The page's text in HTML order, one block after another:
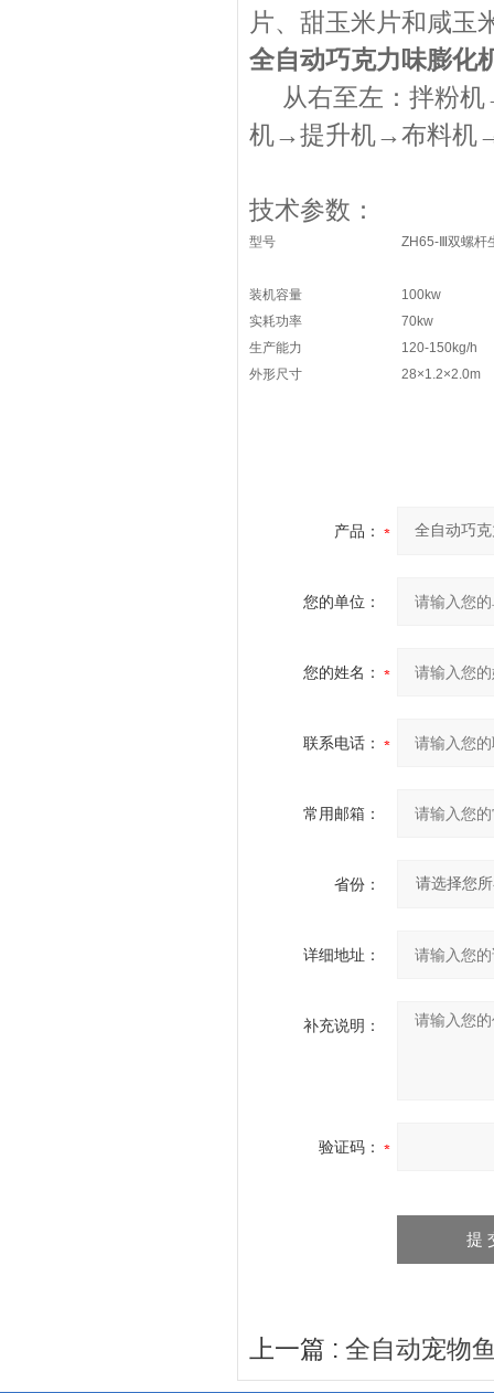
片、甜玉米片和咸玉
全自动巧克力味膨化
从右至左： 拌粉机
机→提升机→布料机
技术参数：
型号 ZH65- 双螺杆
装机容量
100kw
实耗功率
70kw
生产能力
120-150kg/h
外形尺寸
28×1.2×2.0m
产品：
您的单位：
您的姓名：
联系电话：
常用邮箱：
省份：
详细地址：
补充说明：
验证码：
上一篇 : 全自动宠物